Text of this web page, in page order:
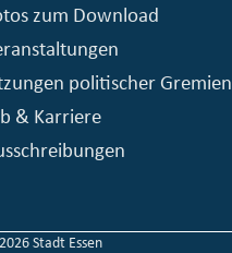
zum Download
politischer Gremien
& Karriere
Stadt Essen